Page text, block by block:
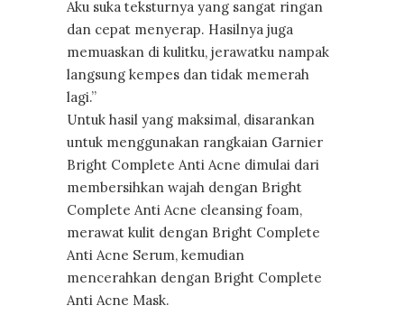
Aku suka teksturnya yang sangat ringan
dan cepat menyerap. Hasilnya juga
memuaskan di kulitku, jerawatku nampak
langsung kempes dan tidak memerah
lagi.”
Untuk hasil yang maksimal, disarankan
untuk menggunakan rangkaian Garnier
Bright Complete Anti Acne dimulai dari
membersihkan wajah dengan Bright
Complete Anti Acne cleansing foam,
merawat kulit dengan Bright Complete
Anti Acne Serum, kemudian
mencerahkan dengan Bright Complete
Anti Acne Mask.